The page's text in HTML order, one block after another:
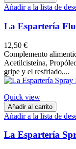
Añadir a la lista de
La Espartería
12,50 €
​Complemento
Acetilcisteína,
gripe y el resfriado,...
Quick view
Añadir al carrito
Añadir a la lista de
La Espartería